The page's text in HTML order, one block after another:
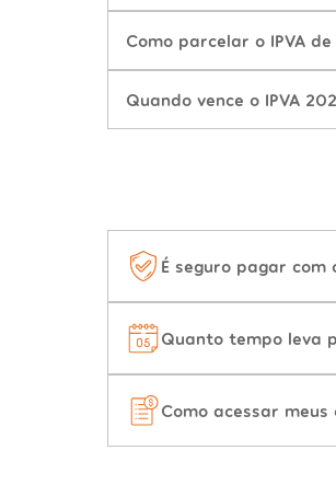
Como parcelar o IPVA
Quando vence o IPVA
É seguro pagar
Quanto tempo leva
Como acessar meus